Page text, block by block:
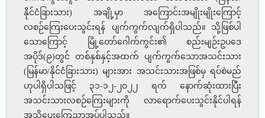
နိုင်ငံခြားသား) အချို့မှာ အကြောင်းအမျိုးမျိုးကြောင့်
လစဉ်ကြေးပေးသွင်းရန် ပျက်ကွက်လျက်ရှိပါသည်။ သို့ဖြစ်ပါ
သောကြောင့် မြို့တော်ဂေါက်ကွင်း၏ စည်းမျဉ်းဥပဒေ
အပိုဒ်(၉)တွင် တစ်နှစ်နှင့်အထက် ပျက်ကွက်သောအသင်းသား
(မြန်မာ/နိုင်ငံခြားသား) များအား အသင်းသားအဖြစ်မှ ရပ်စဲမည်
ဟုပါရှိပါသဖြင့် ၃၁-၁၂-၂၀၂၂ ရက် နောက်ဆုံးထားပြီး
အသင်းသားလစဉ်ကြေးများကို လာရောက်ပေးသွင်းနိုင်ပါရန်
အသိပေးကြေညာအပ်ပါသည်။